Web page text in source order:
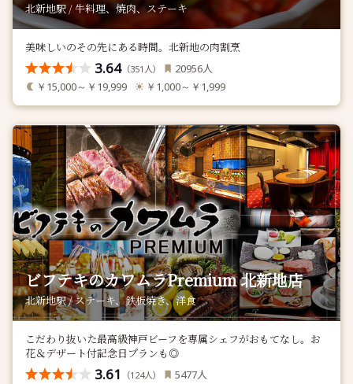
北新地駅 / 牛料理、焼肉、ステーキ
美味しいのその先にある時間。北新地の肉割烹
3.64（351 人） 20956人
￥15,000～￥19,999 ￥1,000～￥1,999
ビフテキのカワムラPremium 北新地店
北新地駅 / ステーキ、鉄板焼き、洋食
こだわり抜いた最高級神戸ビーフを専属シェフがおもてなし。お
花＆デザート付記念日プランも◎
3.61 （124人） 5477人